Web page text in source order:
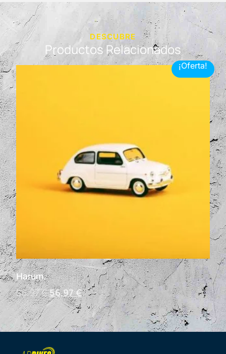
DESCUBRE
Productos Relacionados
¡Oferta!
Harum.
56,97€56,97€